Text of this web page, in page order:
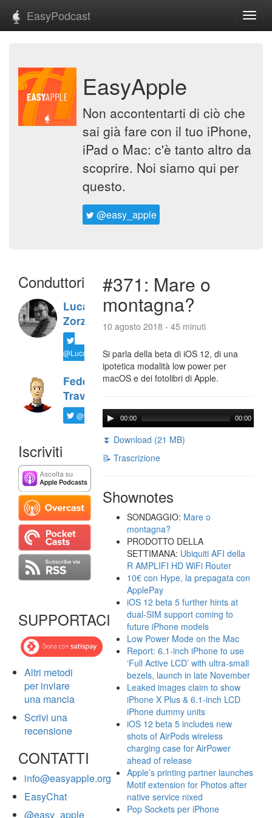
EasyPodcast
EasyApple
Non accontentarti di ciò che
sai già fare con il tuo iPhone,
iPad o Mac: c'è tanto altro da
scoprire. Noi siamo qui per
questo.
@easy_apple
Conduttori
Luca
Zorzi
@LucaTNT
Federico
Travaini
@ftrava
Iscriviti
SUPPORTACI
Altri metodi
per inviare
una mancia
Scrivi una
recensione
CONTATTI
info@easyapple.org
EasyChat
@easy_apple
#371: Mare o
montagna?
10 agosto 2018 - 45 minuti
Si parla della beta di iOS 12, di una
ipotetica modalità low power per
macOS e dei fotolibri di Apple.
00:00 00:00
⏬ Download (21 MB)
📝 Trascrizione
Shownotes
SONDAGGIO: Mare o
montagna?
PRODOTTO DELLA
SETTIMANA: Ubiquiti AFI della
R AMPLIFI HD WiFi Router
10€ con Hype, la prepagata con
ApplePay
iOS 12 beta 5 further hints at
dual-SIM support coming to
future iPhone models
Low Power Mode on the Mac
Report: 6.1-inch iPhone to use
‘Full Active LCD’ with ultra-small
bezels, launch in late November
Leaked images claim to show
iPhone X Plus & 6.1-inch LCD
iPhone dummy units
iOS 12 beta 5 includes new
shots of AirPods wireless
charging case for AirPower
ahead of release
Apple’s printing partner launches
Motif extension for Photos after
native service nixed
Pop Sockets per iPhone